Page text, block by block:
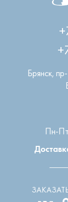
Брянск
Пн-
ЗАКАЗАТЬ